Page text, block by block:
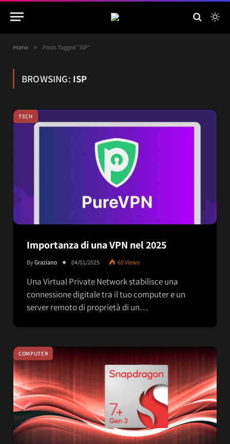
Home » Posts Tagged "ISP"
BROWSING: ISP
TECH
Importanza di una VPN nel 2025
ByGraziano 04/01/2025 60Views
Una Virtual Private Network stabilisce una
connessione digitale tra il tuo computer e un
server remoto di proprietà di un…
COMPUTER